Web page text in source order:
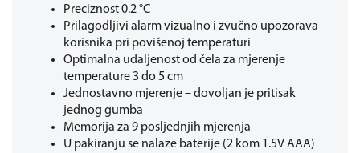
Preciznost 0.2 °C
Prilagodljivi alarm vizualno i zvučno upozorava
korisnika pri povišenoj temperaturi
Optimalna udaljenost od čela za mjerenje
temperature 3 do 5 cm
Jednostavno mjerenje – dovoljan je pritisak
jednog gumba
Memorija za 9 posljednjih mjerenja
U pakiranju se nalaze baterije (2 kom 1.5V AAA)